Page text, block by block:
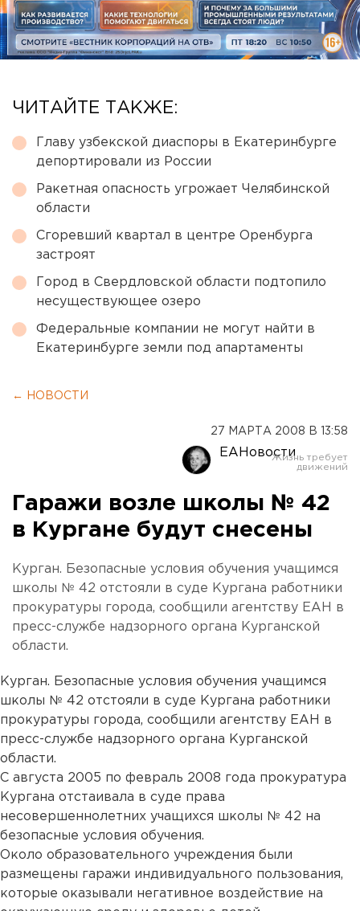
ЧИТАЙТЕ ТАКЖЕ:
Главу узбекской диаспоры в Екатеринбурге
депортировали из России
Ракетная опасность угрожает Челябинской
области
Сгоревший квартал в центре Оренбурга
застроят
Город в Свердловской области подтопило
несуществующее озеро
Федеральные компании не могут найти в
Екатеринбурге земли под апартаменты
← НОВОСТИ
27 МАРТА 2008 В 13:58
ЕАНовости
Гаражи возле школы № 42
в Кургане будут снесены
Курган. Безопасные условия обучения учащимся
школы № 42 отстояли в суде Кургана работники
прокуратуры города, сообщили агентству ЕАН в
пресс-службе надзорного органа Курганской
области.
Курган. Безопасные условия обучения учащимся
школы № 42 отстояли в суде Кургана работники
прокуратуры города, сообщили агентству ЕАН в
пресс-службе надзорного органа Курганской
области.
С августа 2005 по февраль 2008 года прокуратура
Кургана отстаивала в суде права
несовершеннолетних учащихся школы № 42 на
безопасные условия обучения.
Около образовательного учреждения были
размещены гаражи индивидуального пользования,
которые оказывали негативное воздействие на